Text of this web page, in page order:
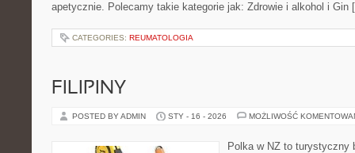
apetycznie. Polecamy takie kategorie jak: Zdrowie i alkohol i
CATEGORIES: REUMATOLOGIA
FILIPINY
POSTED BY ADMIN STY - 16 - 2026 MOŻLIWOŚĆ
Polka w NZ to turystyczny